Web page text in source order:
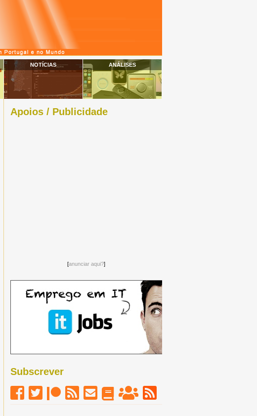
NOTÍCIAS ANÁLISES
Apoios / Publicidade
[anunciar aqui?]
Subscrever